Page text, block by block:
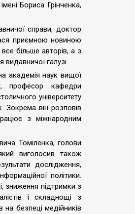
Бориса Грінченка,
справи, доктор
приємною новиною
більше авторів, а з
галузі.
академія наук вищої
професор кафедри
університету
Зокрема він розповів
з міжнародним
Томіленка, голови
виголосив також
дослідження,
політики.
зниження підтримки з
і складнощі з
безпеці медійників